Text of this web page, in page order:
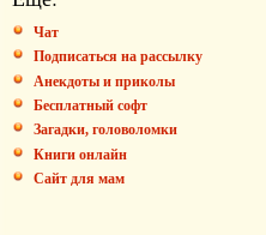
Чат
Подписаться на рассылку
Анекдоты и приколы
Бесплатный софт
Загадки, головоломки
Книги онлайн
Сайт для мам